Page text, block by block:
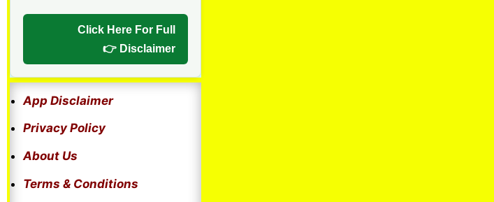
Click Here For Full
Disclaimer 👉
App Disclaimer
Privacy Policy
About Us
Terms & Conditions